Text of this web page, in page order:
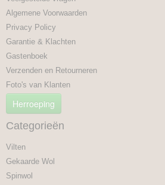
Algemene Voorwaarden
Privacy Policy
Garantie & Klachten
Gastenboek
Verzenden en Retourneren
Foto's van Klanten
Herroeping
Categorieën
Vilten
Gekaarde Wol
Spinwol